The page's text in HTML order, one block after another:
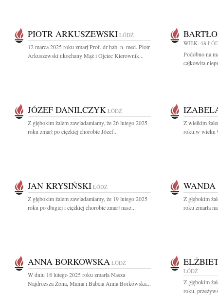
PIOTR ARKUSZEWSKI ŁÓDŹ
12 marca 2025 roku zmarł Prof. dr hab. n. med. Piotr
Arkuszewski ukochany Mąż i Ojciec Kierownik...
WIEK: 48
Podobno na
całkowita
JÓZEF DANILCZYK ŁÓDŹ
Z głębokim żalem zawiadamiamy, że 26 lutego 2025
roku zmarł po ciężkiej chorobie Józef...
Z wielkim
roku,w wieku
JAN KRYSIŃSKI ŁÓDŹ
Z głębokim żalem zawiadamiamy, że 19 lutego 2025
roku po długiej i ciężkiej chorobie zmarł nasz...
Z głębokim
roku zmarła
ANNA BORKOWSKA ŁÓDŹ
W dniu 18 lutego 2025 roku zmarła Nasza
Najdroższa Żona, Mama i Babcia Anna Borkowska...
ŁÓDŹ
Z głębokim
roku,